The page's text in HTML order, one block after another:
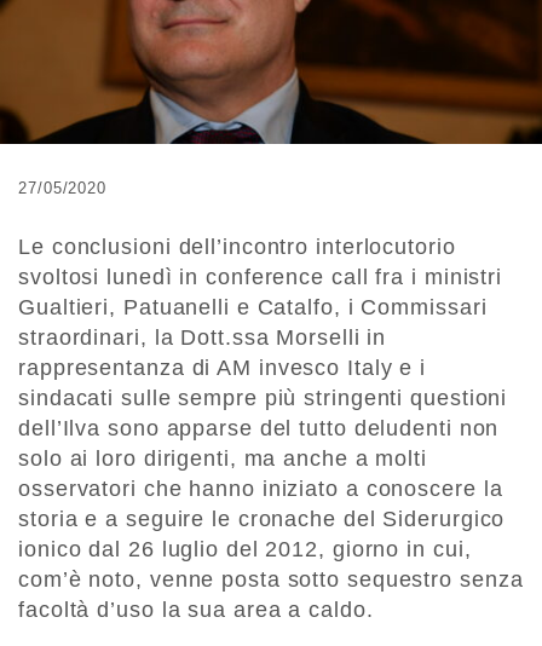
27/05/2020
Le conclusioni dell’incontro interlocutorio
svoltosi lunedì in conference call fra i ministri
Gualtieri, Patuanelli e Catalfo, i Commissari
straordinari, la Dott.ssa Morselli in
rappresentanza di AM invesco Italy e i
sindacati sulle sempre più stringenti questioni
dell’Ilva sono apparse del tutto deludenti non
solo ai loro dirigenti, ma anche a molti
osservatori che hanno iniziato a conoscere la
storia e a seguire le cronache del Siderurgico
ionico dal 26 luglio del 2012, giorno in cui,
com’è noto, venne posta sotto sequestro senza
facoltà d’uso la sua area a caldo.